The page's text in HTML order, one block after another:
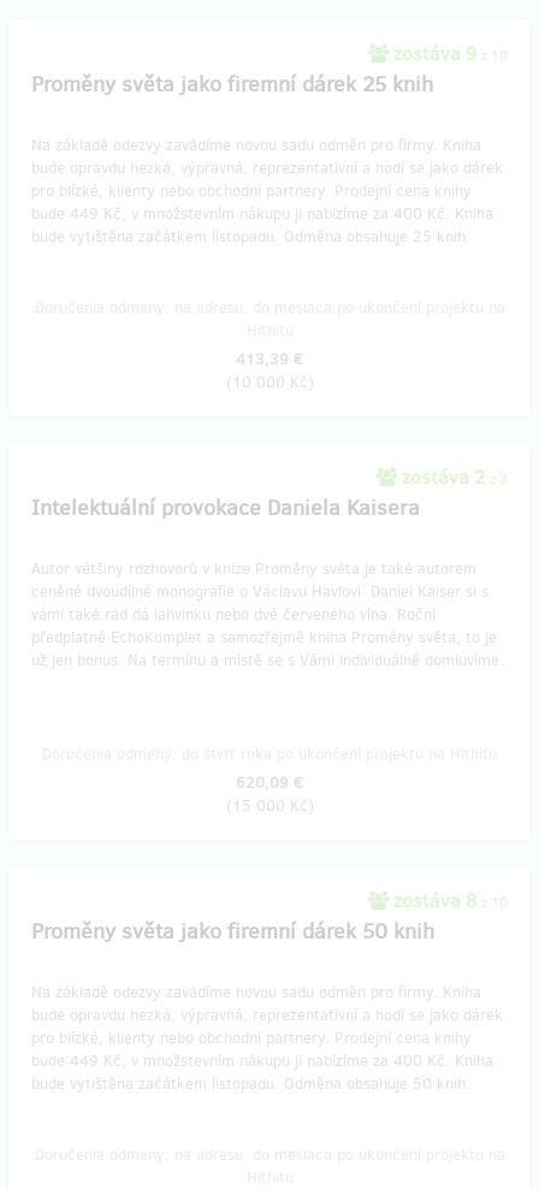
zostáva 9 z 10
Proměny světa jako firemní dárek 25 knih
Na základě odezvy zavádíme novou sadu odměn pro firmy. Kniha
bude opravdu hezká, výpravná, reprezentativní a hodí se jako dárek
pro blízké, klienty nebo obchodní partnery. Prodejní cena knihy
bude 449 Kč, v množstevním nákupu ji nabízíme za 400 Kč. Kniha
bude vytištěna začátkem listopadu. Odměna obsahuje 25 knih.
413,39 €
(10 000 Kč)
zostáva 2 z 3
Intelektuální provokace Daniela Kaisera
Autor většiny rozhovorů v knize Proměny světa je také autorem
ceněné dvoudílné monografie o Václavu Havlovi. Daniel Kaiser si s
vámi také rád dá lahvinku nebo dvě červeného vína. Roční
předplatné EchoKomplet a samozřejmě kniha Proměny světa, to je
už jen bonus. Na termínu a místě se s Vámi individuálně domluvíme.
620,09 €
(15 000 Kč)
zostáva 8 z 10
Proměny světa jako firemní dárek 50 knih
Na základě odezvy zavádíme novou sadu odměn pro firmy. Kniha
bude opravdu hezká, výpravná, reprezentativní a hodí se jako dárek
pro blízké, klienty nebo obchodní partnery. Prodejní cena knihy
bude 449 Kč, v množstevním nákupu ji nabízíme za 400 Kč. Kniha
bude vytištěna začátkem listopadu. Odměna obsahuje 50 knih.